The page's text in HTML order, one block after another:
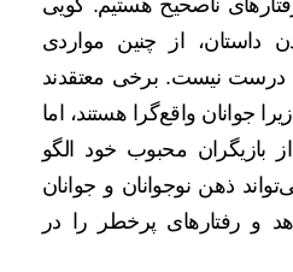
ناصحیح هستیم. گویی
داستان، از چنین مواردی
درست نیست. برخی معتقدند
جوانان واقع‌گرا هستند، اما
بازیگران محبوب خود الگو
ذهن نوجوانان و جوانان
و رفتارهای پرخطر را در